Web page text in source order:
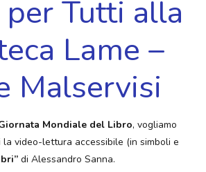
Tutti alla
Lame –
Malservisi
Mondiale del Libro, vogliamo
la video-lettura accessibile (in simboli e
di Alessandro Sanna.